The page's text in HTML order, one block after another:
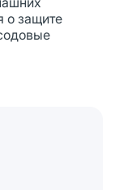
о защите